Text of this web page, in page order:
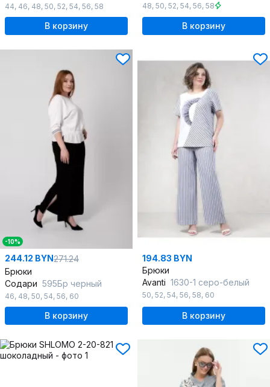
44, 46, 48, 50, 52, 54, 56, 58
В корзину
48, 50, 52, 54, 56, 58
В корзину
-10%
244.12 BYN271.24
Брюки
Содари 595Бр черный
46, 48, 50, 54, 56, 60
В корзину
194.83 BYN
Брюки
Avanti 1630-1 серо-белый
50, 52, 54, 56, 58, 60
В корзину